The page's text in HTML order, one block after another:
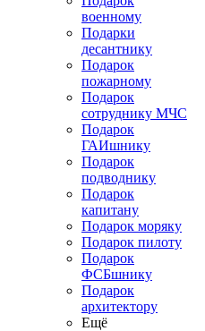
военному
Подарки
десантнику
Подарок
пожарному
Подарок
сотруднику МЧС
Подарок
ГАИшнику
Подарок
подводнику
Подарок
капитану
Подарок моряку
Подарок пилоту
Подарок
ФСБшнику
Подарок
архитектору
Ещё